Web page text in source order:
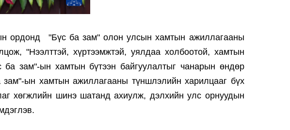
ордонд "Бүс ба зам" олон улсын хамтын ажиллагааны
"Нээлттэй, хүртээмжтэй, уялдаа холбоотой, хамтын
зам"-ын хамтын бүтээн байгуулалтыг чанарын өндөр
ын хамтын ажиллагааны түншлэлийн харилцааг бүх
хөгжлийн шинэ шатанд ахиулж, дэлхийн улс орнуудын